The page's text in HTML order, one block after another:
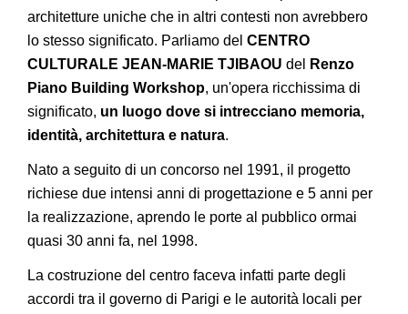
architetture uniche che in altri contesti non avrebbero
lo stesso significato. Parliamo del CENTRO
CULTURALE JEAN-MARIE TJIBAOU del
Renzo
Piano Building Workshop, un'opera ricchissima di
significato, un luogo dove si intrecciano memoria,
identità, architettura e natura.
Nato a seguito di un concorso nel 1991, il progetto
richiese due intensi anni di progettazione e 5 anni per
la realizzazione, aprendo le porte al pubblico ormai
quasi 30 anni fa, nel 1998.
La costruzione del centro faceva infatti parte degli
accordi tra il governo di Parigi e le autorità locali per